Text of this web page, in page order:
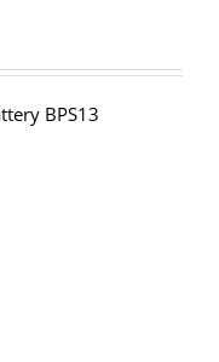
BPS13